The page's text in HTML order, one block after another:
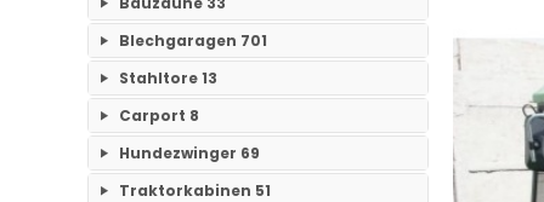
RAM- 1 Gerüst Breite 73 109
RAM-2 Gerüst Breite 70 101
Einzelteile Bauzäune 7
Bauzäune SET 26
Blechgaragen 701
Einzelgaragen 89
Doppelgaragen 59
3-Fachgaragen
Stahltore13
Keine Unterkategorien
Carport 8
Keine Unterkategorien
Hundezwinger 69
Keine Unterkategorien
Traktorkabinen 51